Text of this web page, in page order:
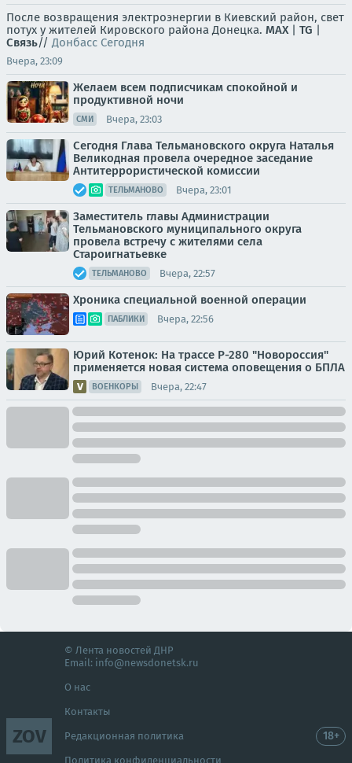
После возвращения электроэнергии в Киевский район, свет
потух у жителей Кировского района Донецка. MAX| TG |
Связь// Донбасс Сегодня
Вчера, 23:09
Желаем всем подписчикам спокойной и
продуктивной ночи
СМИ Вчера, 23:03
Сегодня Глава Тельмановского округа Наталья
Великодная провела очередное заседание
Антитеррористической комиссии
ТЕЛЬМАНОВО Вчера, 23:01
Заместитель главы Администрации
Тельмановского муниципального округа
провела встречу с жителями села
Староигнатьевке
ТЕЛЬМАНОВО Вчера, 22:57
Хроника специальной военной операции
ПАБЛИКИ Вчера, 22:56
Юрий Котенок: На трассе Р-280 "Новороссия"
применяется новая система оповещения о БПЛА
ВОЕНКОРЫ Вчера, 22:47
ZOV
© Лента новостей ДНР
Email: info@newsdonetsk.ru
О нас
Контакты
Редакционная политика
Политика конфиденциальности
18+